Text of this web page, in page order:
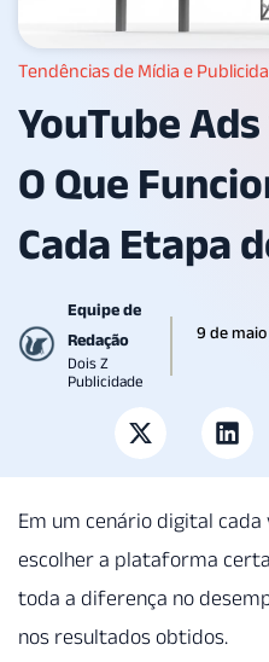
Tendências de Mídia e
YouTube
O Que
Cada Etapa
Equipe de
Redação
Dois Z
Publicidade
9 de
Em um cenário digital cada
escolher a plataforma
toda a diferença no
nos resultados obtidos.